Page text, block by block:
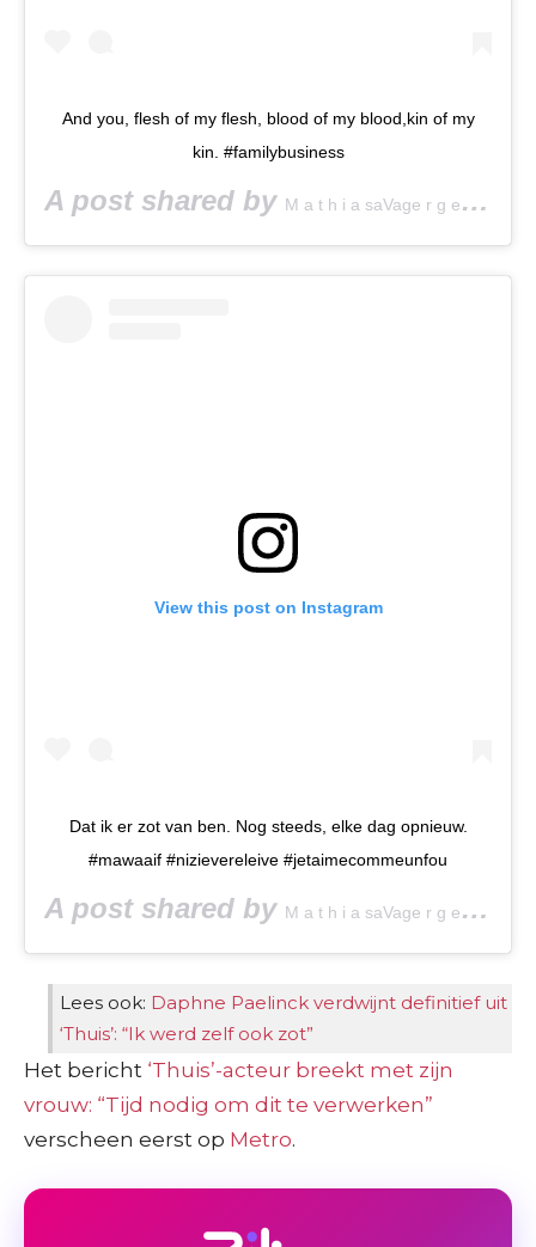
And you, flesh of my flesh, blood of my blood,kin of my
kin. #familybusiness
A post shared by M a t h i a saVage r g e l s
View this post on Instagram
Dat ik er zot van ben. Nog steeds, elke dag opnieuw.
#mawaaif #nizievereleive #jetaimecommeunfou
A post shared by M a t h i a saVage r g e l s
Lees ook: Daphne Paelinck verdwijnt definitief uit
‘Thuis’: “Ik werd zelf ook zot”
Het bericht ‘Thuis’-acteur breekt met zijn
vrouw: “Tijd nodig om dit te verwerken”
verscheen eerst op Metro.